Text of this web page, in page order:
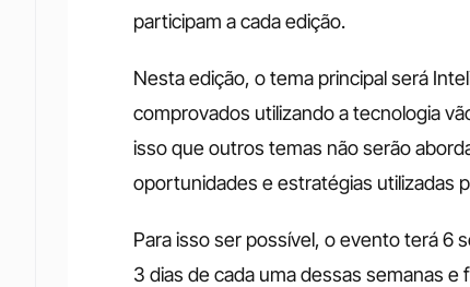
participam a cada edição.
Nesta edição, o tema principal será
comprovados utilizando a tecnologia
isso que outros temas não serão
oportunidades e estratégias utilizadas
Para isso ser possível, o evento terá 6
3 dias de cada uma dessas semanas